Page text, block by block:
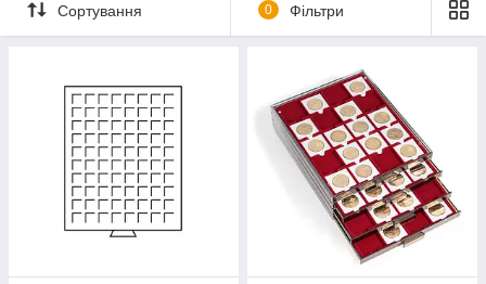
Сортування 0 Фільтри